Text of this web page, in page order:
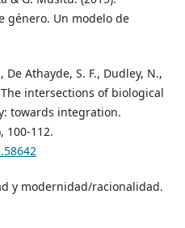
género. Un modelo de
De Athayde, S. F., Dudley, N.,
intersections of biological
towards integration.
100-112.
y modernidad/racionalidad.